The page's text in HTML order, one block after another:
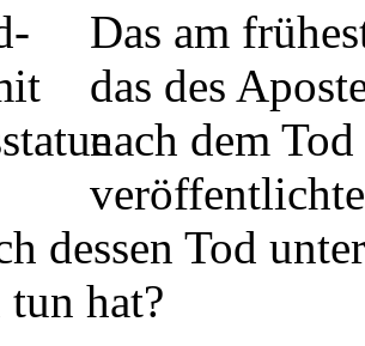
Das am
das des
nach dem
dessen Tod
hat?